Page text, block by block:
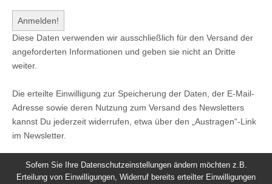
Diese Daten verwenden wir ausschließlich für den Versand der
angeforderten Informationen und geben sie nicht an Dritte
weiter.
Die erteilte Einwilligung zur Speicherung der Daten, der E-Mail-
Adresse sowie deren Nutzung zum Versand des Newsletters
kannst Du jederzeit widerrufen, etwa über den „Austragen“-Link
im Newsletter.
Sofern Sie Ihre Datenschutzeinstellungen ändern möchten z.B.
Erteilung von Einwilligungen, Widerruf bereits erteilter Einwilligungen